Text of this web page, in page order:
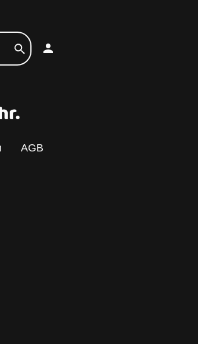
AGB